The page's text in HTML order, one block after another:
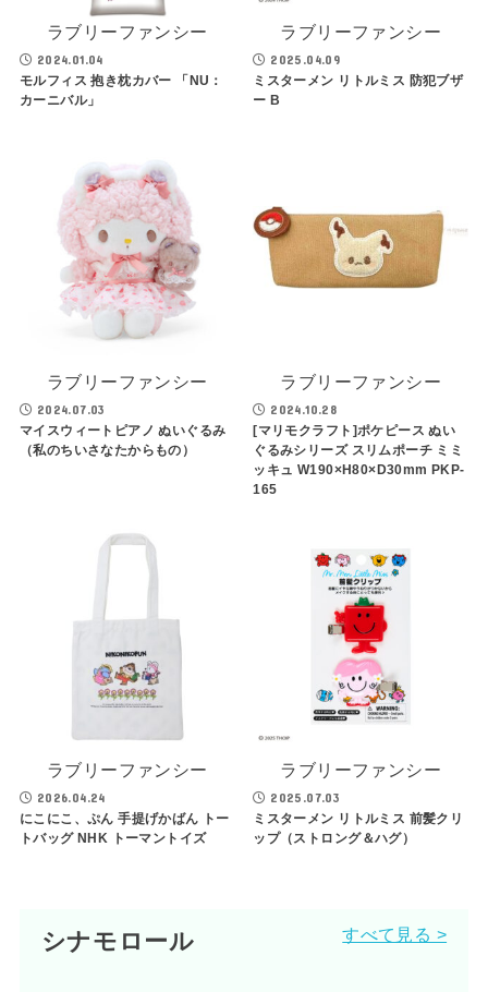
ラブリーファンシー
2024.01.04
モルフィス 抱き枕カバー 「NU：
カーニバル」
ラブリーファンシー
2025.04.09
ミスターメン リトルミス 防犯ブザ
ー B
ラブリーファンシー
2024.07.03
マイスウィートピアノ ぬいぐるみ
（私のちいさなたからもの）
ラブリーファンシー
2024.10.28
[マリモクラフト]ポケピース ぬい
ぐるみシリーズ スリムポーチ ミミ
ッキュ W190×H80×D30mm PKP-
165
ラブリーファンシー
2026.04.24
にこにこ、ぷん 手提げかばん トー
トバッグ NHK トーマントイズ
ラブリーファンシー
2025.07.03
ミスターメン リトルミス 前髪クリ
ップ（ストロング＆ハグ）
シナモロール すべて見る >